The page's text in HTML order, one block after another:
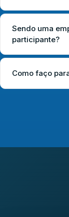
Sendo uma
participante?
Como faço